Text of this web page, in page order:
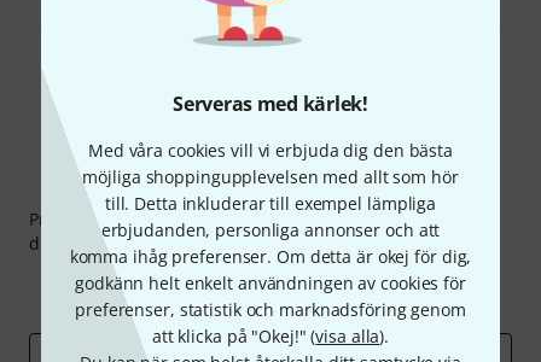
Serveras med kärlek!
Med våra cookies vill vi erbjuda dig den bästa
möjliga shoppingupplevelsen med allt som hör
till. Detta inkluderar till exempel lämpliga
erbjudanden, personliga annonser och att
komma ihåg preferenser. Om detta är okej för dig,
godkänn helt enkelt användningen av cookies för
preferenser, statistik och marknadsföring genom
att klicka på "Okej!" (visa alla).
Thomann nyhetsbrev
Prenumererar på Thomanns Nyhetsbrev på engelska och
du kan med lite tur vinna en50 kupongvärd50 €!
Inspirerande inlägg
Erbjudanden
Thomann Insikter